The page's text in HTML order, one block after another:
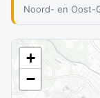
Noord- en Oost-
+
−